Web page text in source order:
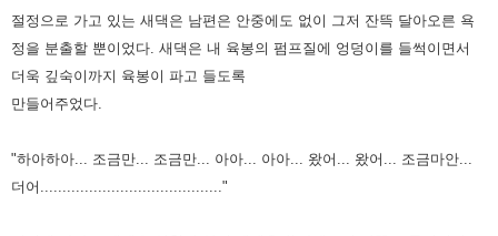
절정으로 가고 있는 새댁은 남편은 안중에도 없이 그저 잔뜩 달아오른 욕
정을 분출할 뿐이었다. 새댁은 내 육봉의 펌프질에 엉덩이를 들썩이면서
더욱 깊숙이까지 육봉이 파고 들도록
만들어주었다.
"하아하아... 조금만... 조금만... 아아... 아아... 왔어... 왔어... 조금마안...
더어........................................."